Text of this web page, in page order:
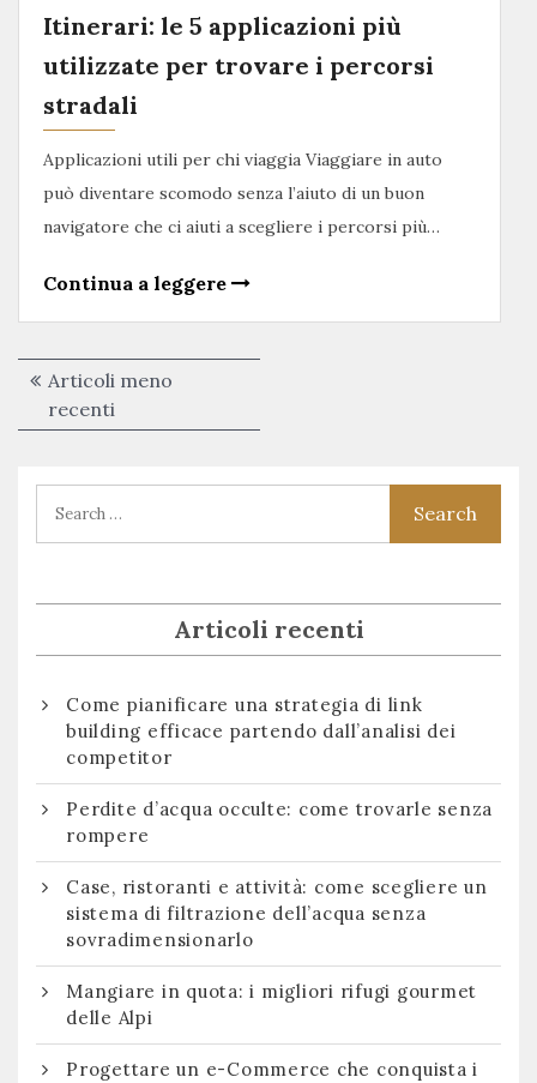
Itinerari: le 5 applicazioni più
utilizzate per trovare i percorsi
stradali
Applicazioni utili per chi viaggia Viaggiare in auto
può diventare scomodo senza l’aiuto di un buon
navigatore che ci aiuti a scegliere i percorsi più…
Continua a leggere
Navigazione
articoli
Articoli meno
recenti
Articoli recenti
Come pianificare una strategia di link
building efficace partendo dall’analisi dei
competitor
Perdite d’acqua occulte: come trovarle senza
rompere
Case, ristoranti e attività: come scegliere un
sistema di filtrazione dell’acqua senza
sovradimensionarlo
Mangiare in quota: i migliori rifugi gourmet
delle Alpi
Progettare un e-Commerce che conquista i